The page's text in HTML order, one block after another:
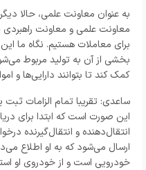
به عنوان معاونت علمی، حالا
معاونت علمی و معاونت راهبردی
برای معاملات هستیم. نگاه ما
بخشی از آن به تولید مربوط
کمک کند تا بتوانند دارایی‌ها و
ساعدی: تقریبا تمام الزامات
این صورت است که ابتدا برای
انتقال‌دهنده و انتقال‌گیرنده
ارسال می‌شود که به او اطلاع
خودرویی است و از خودروی او